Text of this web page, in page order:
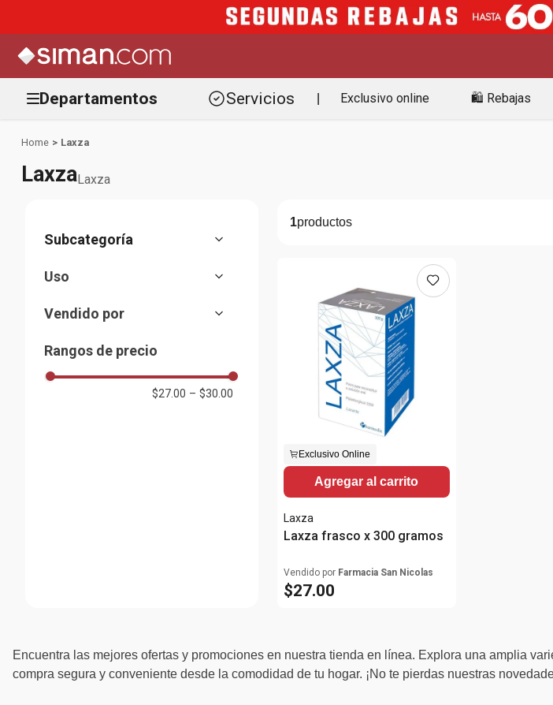
Departamentos Servicios Exclusivo online 🛍️ Rebajas
Laxza
LaxzaLaxza
Uso
Estreñimiento
Vendido por
Marketplace
Rangos de precio
$27.00 – $30.00
1
Exclusivo Online
Agregar al carrito
Laxza
Laxza frasco x 300 gramos
Vendido por Farmacia San Nicolas
$27.00
Encuentra las mejores ofertas y promociones en nuestra tienda en línea. Explora una amplia
compra segura y conveniente desde la comodidad de tu hogar. ¡No te pierdas nuestras